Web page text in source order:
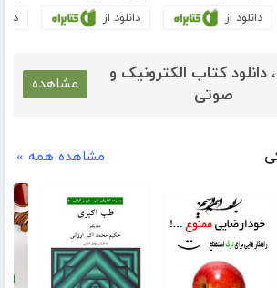
دانلود از دانلود از
دانلود کتاب الکترونیک و
صوتی
مشاهده
مشاهده همه »